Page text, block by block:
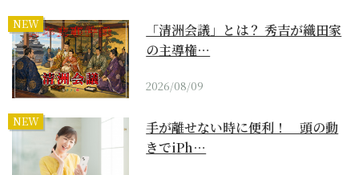
NEW
「清洲会議」とは？ 秀吉が織田家
の主導権…
2026/08/09
NEW
手が離せない時に便利！ 頭の動
きでiPh…